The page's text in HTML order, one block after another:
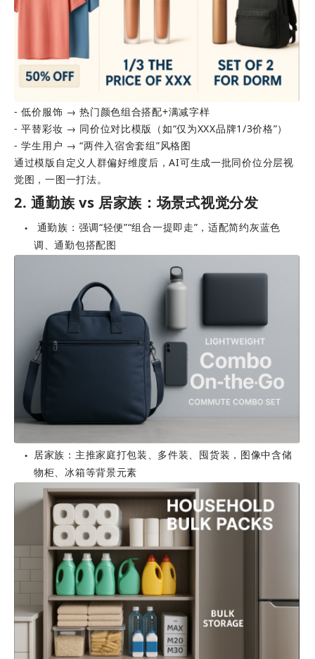
- 低价服饰 → 热门颜色组合搭配+满减字样
- 平替彩妆 → 同价位对比模版（如“仅为XXX品牌1/3价格”）
- 学生用户 → “两件入宿舍套组”风格图
通过模版自定义人群偏好维度后，AI可生成一批同价位分层视
觉图，一图一打法。
2. 通勤族 vs 居家族：场景式视觉分发
●
通勤族：强调“轻便”“组合一提即走”，适配简约灰蓝色
调、通勤包搭配图
●
居家族：主推家庭打包装、多件装、囤货装，图像中含储
物柜、冰箱等背景元素